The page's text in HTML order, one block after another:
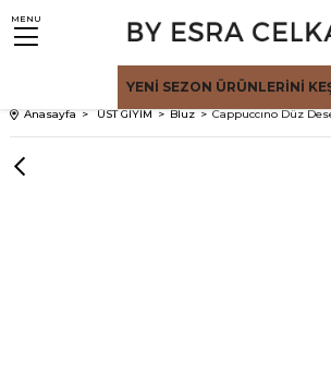
MENU
YENİ SEZON ÜRÜNLERİNİ
Anasayfa ÜST GİYİM Bluz Cappuccıno Düz